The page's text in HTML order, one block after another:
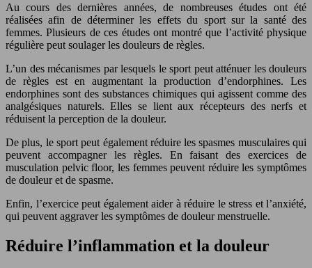
Au cours des dernières années, de nombreuses études ont été
réalisées afin de déterminer les effets du sport sur la santé des
femmes. Plusieurs de ces études ont montré que l’activité physique
régulière peut soulager les douleurs de règles.
L’un des mécanismes par lesquels le sport peut atténuer les douleurs
de règles est en augmentant la production d’endorphines. Les
endorphines sont des substances chimiques qui agissent comme des
analgésiques naturels. Elles se lient aux récepteurs des nerfs et
réduisent la perception de la douleur.
De plus, le sport peut également réduire les spasmes musculaires qui
peuvent accompagner les règles. En faisant des exercices de
musculation pelvic floor, les femmes peuvent réduire les symptômes
de douleur et de spasme.
Enfin, l’exercice peut également aider à réduire le stress et l’anxiété,
qui peuvent aggraver les symptômes de douleur menstruelle.
Réduire l’inflammation et la douleur